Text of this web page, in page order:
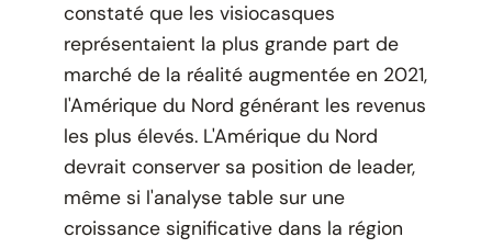
constaté que les visiocasques
représentaient la plus grande part de
marché de la réalité augmentée en 2021,
l'Amérique du Nord générant les revenus
les plus élevés. L'Amérique du Nord
devrait conserver sa position de leader,
même si l'analyse table sur une
croissance significative dans la région